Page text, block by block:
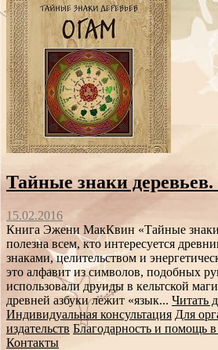
Тайные знаки
15.02.2016
Книга Эжени МакКвин «Тайные знаки
полезна всем, кто интересуется
знаками, целительством и
это алфавит из символов, подобных
использовали друиды в кельтской
древней азбуки лежит «язык... Читать
Индивидуальная консультация Для
издательств Благодарность и помощь
Контакты